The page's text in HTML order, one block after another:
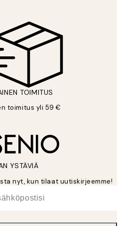
TOIMITUS
toimitus yli 59 €
YSTÄVIÄ
nyt, kun tilaat uutiskirjeemme!